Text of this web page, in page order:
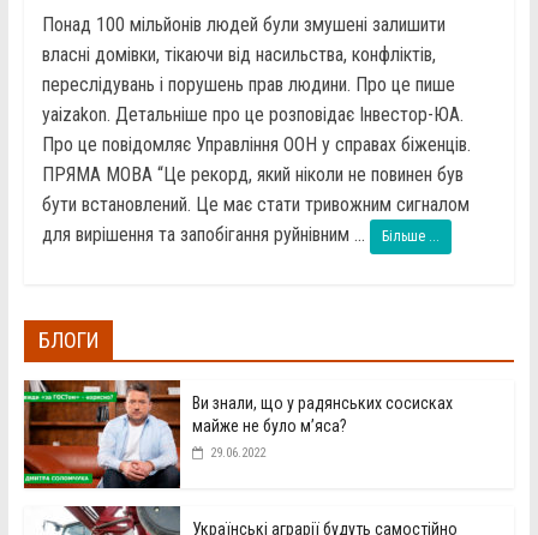
Понад 100 мільйонів людей були змушені залишити
власні домівки, тікаючи від насильства, конфліктів,
переслідувань і порушень прав людини. Про це пише
yaizakon. Детальніше про це розповідає Інвестор-ЮА.
Про це повідомляє Управління ООН у справах біженців.
ПРЯМА МОВА “Це рекорд, який ніколи не повинен був
бути встановлений. Це має стати тривожним сигналом
для вирішення та запобігання руйнівним ...
Більше ...
БЛОГИ
Ви знали, що у радянських сосисках
майже не було м’яса?
29.06.2022
Українські аграрії будуть самостійно